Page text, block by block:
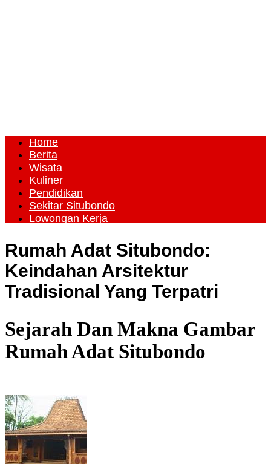
Home
Berita
Wisata
Kuliner
Pendidikan
Sekitar Situbondo
Lowongan Kerja
Rumah Adat Situbondo:
Keindahan Arsitektur
Tradisional Yang Terpatri
Sejarah Dan Makna Gambar
Rumah Adat Situbondo